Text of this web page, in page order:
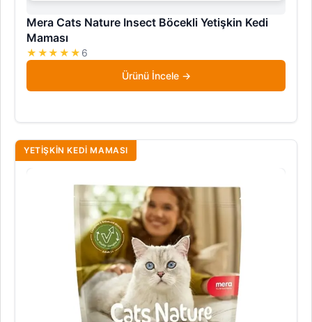
Mera Cats Nature Insect Böcekli Yetişkin Kedi
Maması
★★★★★ 6
Ürünü İncele
YETIŞKIN KEDI MAMASI